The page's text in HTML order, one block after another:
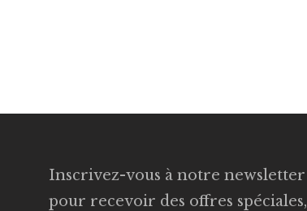
Inscrivez-vous à notre newsletter
pour recevoir des offres spéciales,